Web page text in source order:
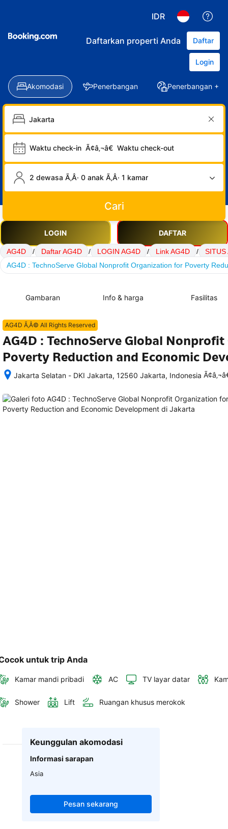
IDR
Daftarkan properti Anda Daftar
Login
Akomodasi Penerbangan Penerbangan +
Waktu check-in Ã¢â‚¬â€ Waktu check-out
2 dewasa Ã‚Â· 0 anak Ã‚Â· 1 kamar
Cari
LOGIN DAFTAR
AG4D / Daftar AG4D / LOGIN AG4D / Link AG4D /
SITUS
AG4D : TechnoServe Global Nonprofit Organization for Poverty
Gambaran Info & harga Fasilitas
AG4D Ã‚Â© All Rights Reserved
AG4D : TechnoServe Global
Poverty Reduction and Economic
Jakarta Selatan - DKI Jakarta, 12560 Jakarta, Indonesia
memesan,
semua
rincian
untuk trip Anda
Kamar mandi pribadi AC TV layar datar
Shower Lift Ruangan khusus merokok
Keunggulan akomodasi
Informasi sarapan
Asia
Pesan sekarang